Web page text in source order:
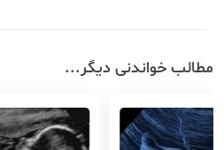
مطالب خواندنی دیگر...